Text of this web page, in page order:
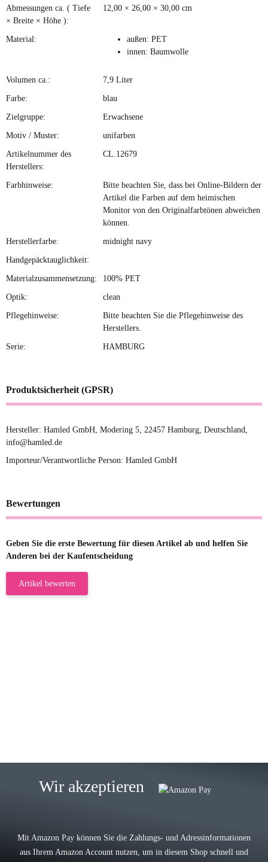
Abmessungen ca. ( Tiefe
× Breite × Höhe ):
12,00 × 26,00 × 30,00 cm
Material:
außen: PET
innen: Baumwolle
Volumen ca.: 7,9 Liter
Farbe: blau
Zielgruppe: Erwachsene
Motiv / Muster: unifarben
Artikelnummer des
Herstellers:
CL.12679
Farbhinweise:
Bitte beachten Sie, dass bei Online-Bildern der
Artikel die Farben auf dem heimischen
Monitor von den Originalfarbtönen abweichen
können.
Herstellerfarbe: midnight navy
Handgepäcktauglichkeit:
Materialzusammensetzung: 100% PET
Optik: clean
Pflegehinweise:
Bitte beachten Sie die Pflegehinweise des
Herstellers.
Serie: HAMBURG
Produktsicherheit (GPSR)
Hersteller: Hamled GmbH, Modering 5, 22457 Hamburg, Deutschland,
info@hamled.de
Importeur/Verantwortliche Person: Hamled GmbH
Bewertungen
Geben Sie die erste Bewertung für diesen Artikel ab und helfen Sie
Anderen bei der Kaufentscheidung
Artikel bewerten
Lieferung, man kann bedenkenlos
Wir akzeptieren
Mit Amazon Pay können Sie die Zahlungs- und Adressinformationen
aus Ihrem Amazon Account nutzen, um in diesem Shop schnell und